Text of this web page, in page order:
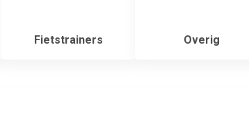
Fietstrainers Overig